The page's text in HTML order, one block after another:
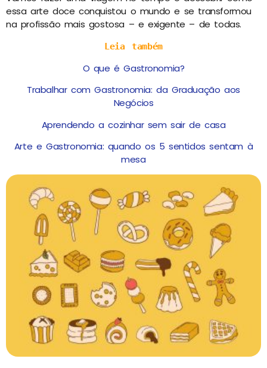
essa arte doce conquistou o mundo e se transformou
na profissão mais gostosa – e exigente – de todas.
Leia também
O que é Gastronomia?
Trabalhar com Gastronomia: da Graduação aos
Negócios
Aprendendo a cozinhar sem sair de casa
Arte e Gastronomia: quando os 5 sentidos sentam à
mesa